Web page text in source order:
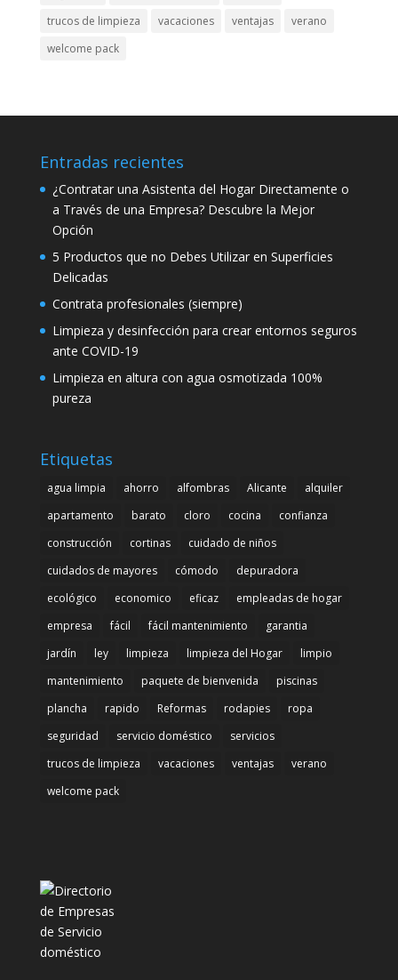
trucos de limpieza
vacaciones ventajas
verano
welcome pack
Entradas recientes
¿Contratar una Asistenta del Hogar Directamente o
a Través de una Empresa? Descubre la Mejor
Opción
5 Productos que no Debes Utilizar en Superficies
Delicadas
Contrata profesionales (siempre)
Limpieza y desinfección para crear entornos seguros
ante COVID-19
Limpieza en altura con agua osmotizada 100%
pureza
Etiquetas
agua limpia ahorro alfombras Alicante
alquiler
apartamento
barato cloro cocina
confianza
construcción
cortinas
cuidado de niños
cuidados de mayores
cómodo
depuradora
ecológico
economico eficaz
empleadas de hogar
empresa
fácil fácil mantenimiento
garantia
jardín
ley limpieza limpieza del Hogar
limpio
mantenimiento
paquete de bienvenida
piscinas
plancha
rapido Reformas rodapies
ropa
seguridad
servicio doméstico
servicios
trucos de limpieza
vacaciones ventajas
verano
welcome pack